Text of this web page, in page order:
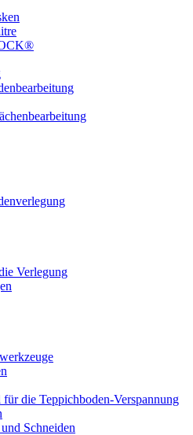
Verlegung
die Teppichboden-Verspannung
Schneiden